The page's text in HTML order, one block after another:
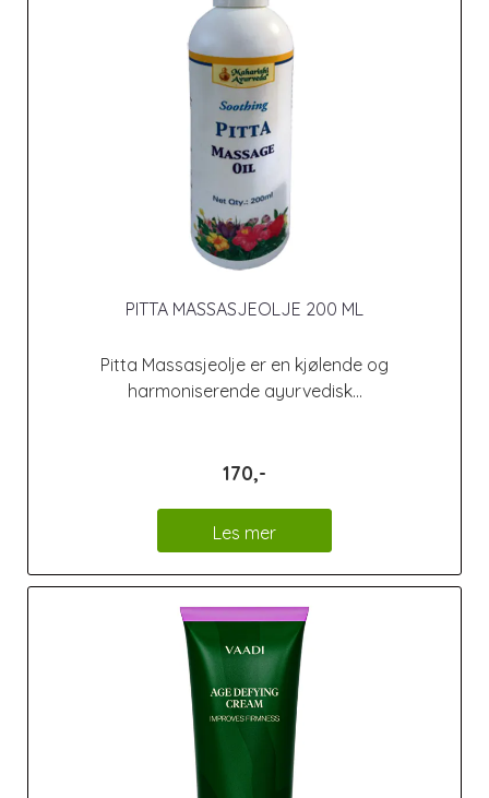
PITTA MASSASJEOLJE 200 ML
Pitta Massasjeolje er en kjølende og
harmoniserende ayurvedisk...
170,-
Les mer